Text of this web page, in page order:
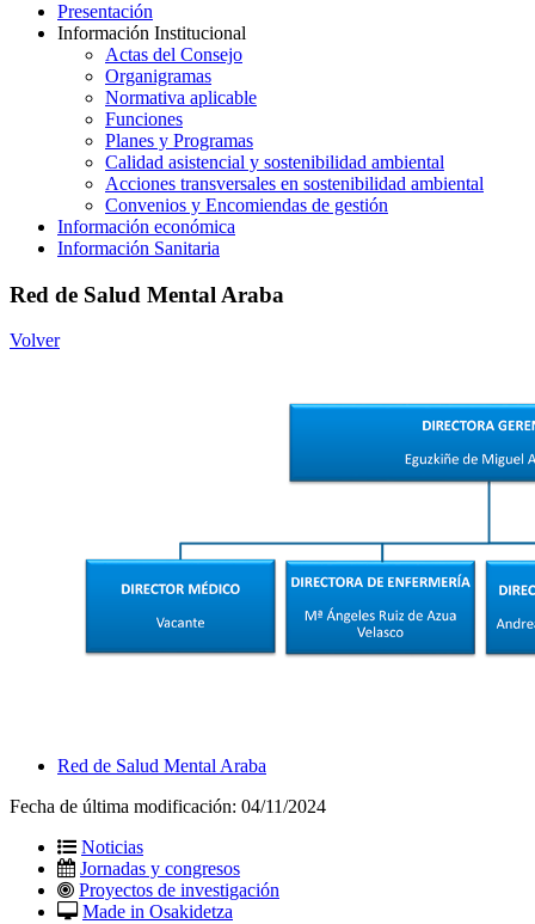
Presentación
Información Institucional
Actas del Consejo
Organigramas
Normativa aplicable
Funciones
Planes y Programas
Calidad asistencial y sostenibilidad ambiental
Acciones transversales en sostenibilidad ambiental
Convenios y Encomiendas de gestión
Información económica
Información Sanitaria
Red de Salud Mental Araba
Volver
Red de Salud Mental Araba
Fecha de última modificación: 04/11/2024
Noticias
Jornadas y congresos
Proyectos de investigación
Made in Osakidetza